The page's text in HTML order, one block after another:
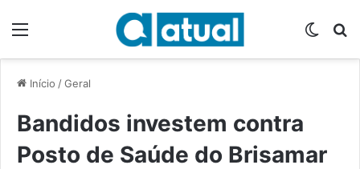
Início /Geral
Bandidos investem contra
Posto de Saúde do Brisamar